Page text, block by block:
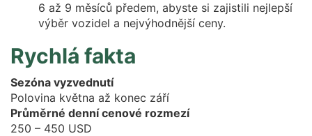
6 až 9 měsíců předem, abyste si zajistili nejlepší
výběr vozidel a nejvýhodnější ceny.
Rychlá fakta
Sezóna vyzvednutí
Polovina května až konec září
Průměrné denní cenové rozmezí
250 – 450 USD